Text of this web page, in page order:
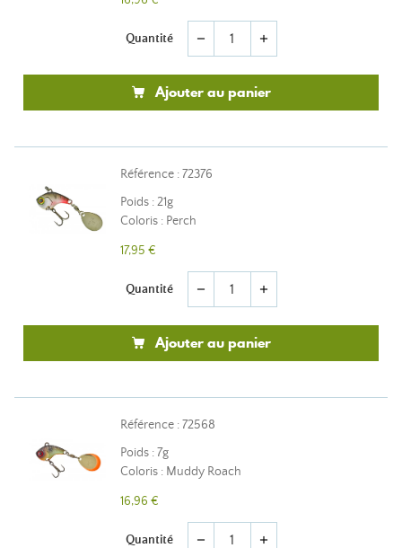
Quantité remove add
Ajouter au panier
Référence : 72376
Poids : 21g
Coloris : Perch
17,95 €
Quantité remove add
Ajouter au panier
Référence : 72568
Poids : 7g
Coloris : Muddy Roach
16,96 €
Quantité remove add